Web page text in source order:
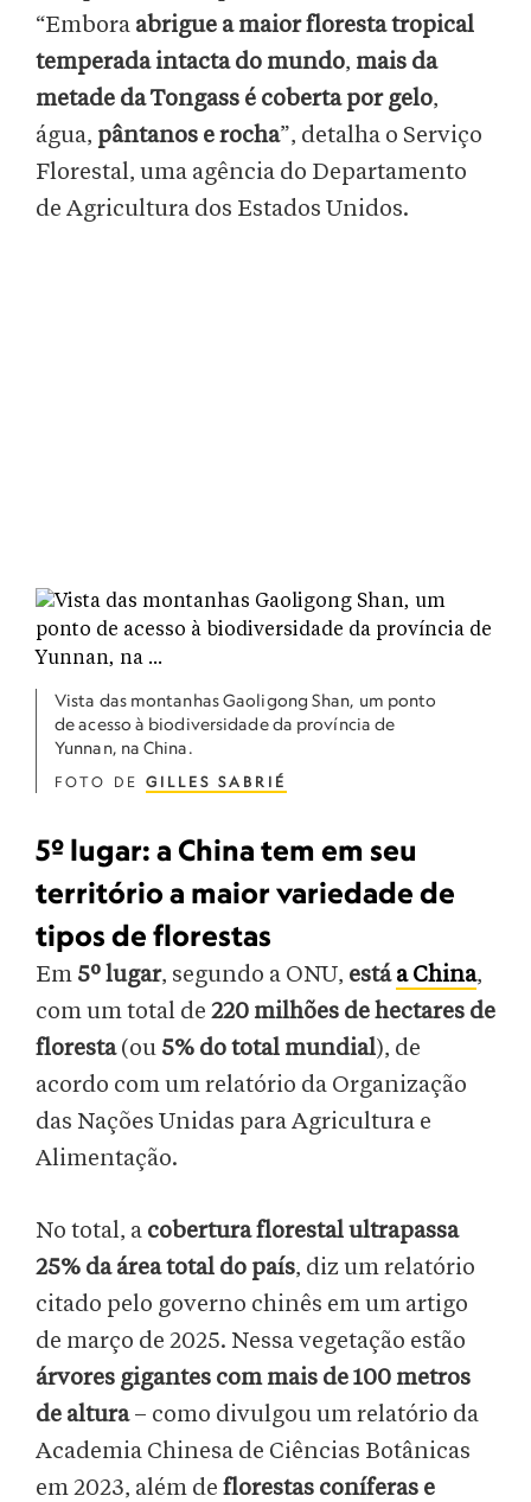
“Embora abrigue a maior floresta tropical
temperada intacta do mundo, mais da
metade da Tongass é coberta por gelo,
água, pântanos e rocha”, detalha o Serviço
Florestal, uma agência do Departamento
de Agricultura dos Estados Unidos.
Vista das montanhas Gaoligong Shan, um ponto
de acesso à biodiversidade da província de
Yunnan, na China.
FOTO DE GILLES SABRIÉ
5º lugar: a China tem em seu
território a maior variedade de
tipos de florestas
Em 5º lugar, segundo a ONU, estáa China,
com um total de 220 milhões de hectares de
floresta(ou 5% do total mundial), de
acordo com um relatório da Organização
das Nações Unidas para Agricultura e
Alimentação.
No total, a cobertura florestal ultrapassa
25% da área total do país, diz um relatório
citado pelo governo chinês em um artigo
de março de 2025. Nessa vegetação estão
árvores gigantes com mais de 100 metros
de altura– como divulgou um relatório da
Academia Chinesa de Ciências Botânicas
em 2023, além de florestas coníferas e